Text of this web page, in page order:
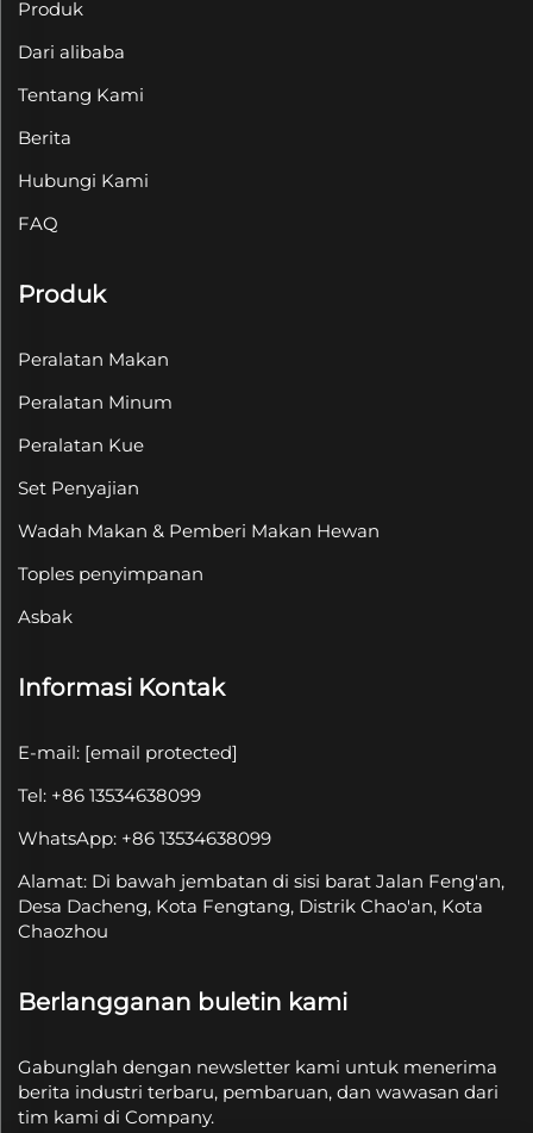
Produk
Dari alibaba
Tentang Kami
Berita
Hubungi Kami
FAQ
Produk
Peralatan Makan
Peralatan Minum
Peralatan Kue
Set Penyajian
Wadah Makan & Pemberi Makan Hewan
Toples penyimpanan
Asbak
Informasi Kontak
E-mail: [email protected]
Tel: +86 13534638099
WhatsApp: +86 13534638099
Alamat: Di bawah jembatan di sisi barat Jalan Feng'an,
Desa Dacheng, Kota Fengtang, Distrik Chao'an, Kota
Chaozhou
Berlangganan buletin kami
Gabunglah dengan newsletter kami untuk menerima
berita industri terbaru, pembaruan, dan wawasan dari
tim kami di Company.